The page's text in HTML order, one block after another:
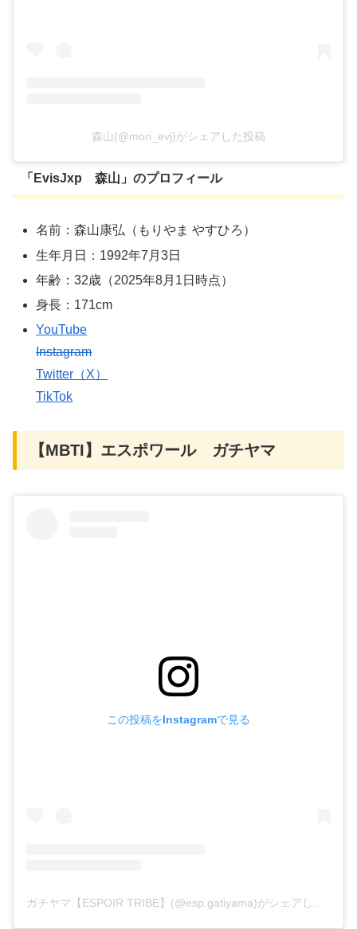
森山(@mori_evj)がシェアした投稿
「EvisJxp 森山」のプロフィール
名前：森山康弘（もりやま やすひろ）
生年月日：1992年7月3日
年齢：32歳（2025年8月1日時点）
身長：171cm
YouTube
Instagram
Twitter（X）
TikTok
【MBTI】エスポワール ガチヤマ
この投稿をInstagramで見る